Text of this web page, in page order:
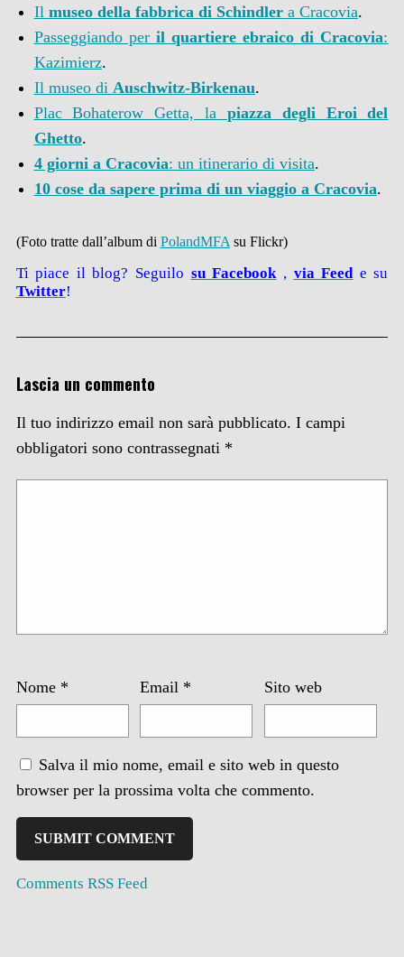
Il museo della fabbrica di Schindlera Cracovia.
Passeggiando per il quartiere ebraico di Cracovia:
Kazimierz.
Il museo di Auschwitz-Birkenau.
Plac Bohaterow Getta, la piazza degli Eroi del
Ghetto.
4 giorni a Cracovia: un itinerario di visita.
10 cose da sapere prima di un viaggio a Cracovia.
(Foto tratte dall’album di PolandMFA su Flickr)
Ti piace il blog? Seguilo su Facebook , viaFeede su
Twitter!
Lascia un commento
Il tuo indirizzo email non sarà pubblicato. I campi
obbligatori sono contrassegnati *
Nome * Email * Sito web
Salva il mio nome, email e sito web in questo
browser per la prossima volta che commento.
Comments RSS Feed